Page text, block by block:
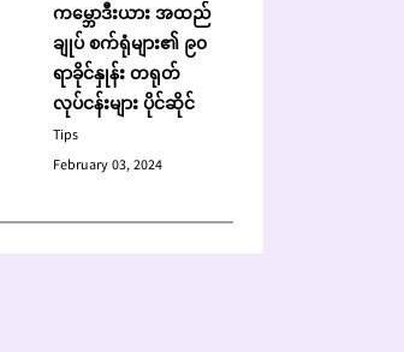
ကမ္ဘောဒီးယား အထည်
ချုပ် စက်ရုံများ၏ ၉၀
ရာခိုင်နှုန်း တရုတ်
လုပ်ငန်းများ ပိုင်ဆိုင်
Tips
February 03, 2024